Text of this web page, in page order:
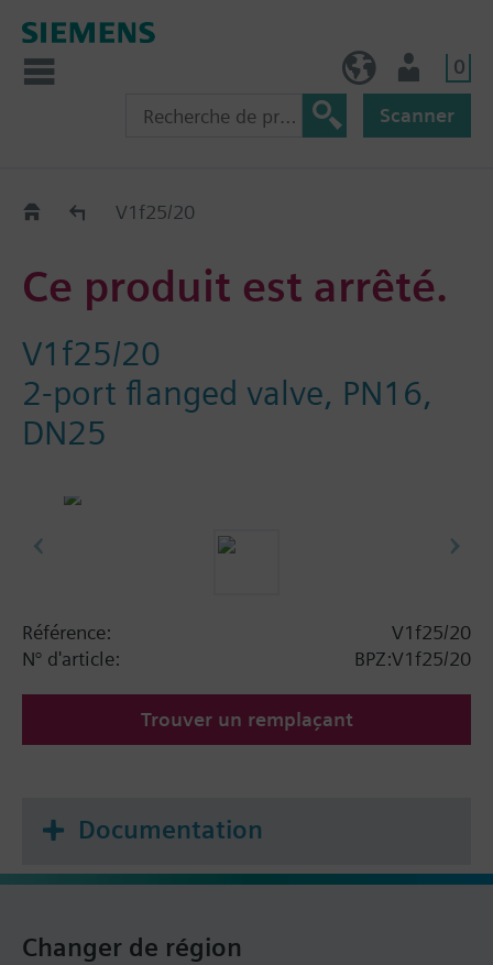
0
Scanner
Old2NewV1f25/20
Ce produit est arrêté.
V1f25/20
2-port flanged valve, PN16,
DN25
Référence:
V1f25/20
N° d'article:
BPZ:V1f25/20
Trouver un remplaçant
Documentation
Changer de région